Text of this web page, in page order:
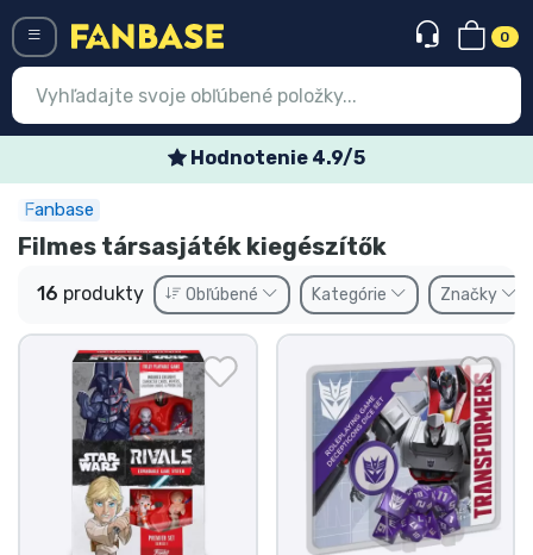
0
Špeciálne týždenné ponuky
Fanbase
Filmes társasjáték kiegészítők
16 produkty Obľúbené Kategórie Značky
Najnovšie
Akcie
Expresná preprava
Predobjednávky
Outlet produkty
Preprava a platba